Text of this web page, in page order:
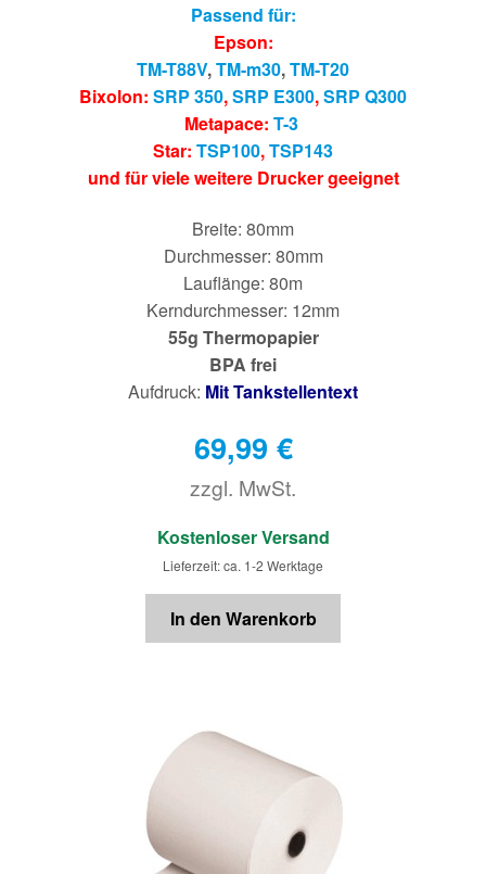
Passend für:
Epson:
TM-T88V,TM-m30,TM-T20
Bixolon: SRP 350,SRP E300,SRP Q300
Metapace: T-3
Star: TSP100,TSP143
und für viele weitere Drucker geeignet
Breite: 80mm
Durchmesser: 80mm
Lauflänge: 80m
Kerndurchmesser: 12mm
55g Thermopapier
BPA frei
Aufdruck: Mit Tankstellentext
69,99 €
zzgl. MwSt.
€
Kostenloser Versand
Lieferzeit: ca. 1-2 Werktage
In den Warenkorb